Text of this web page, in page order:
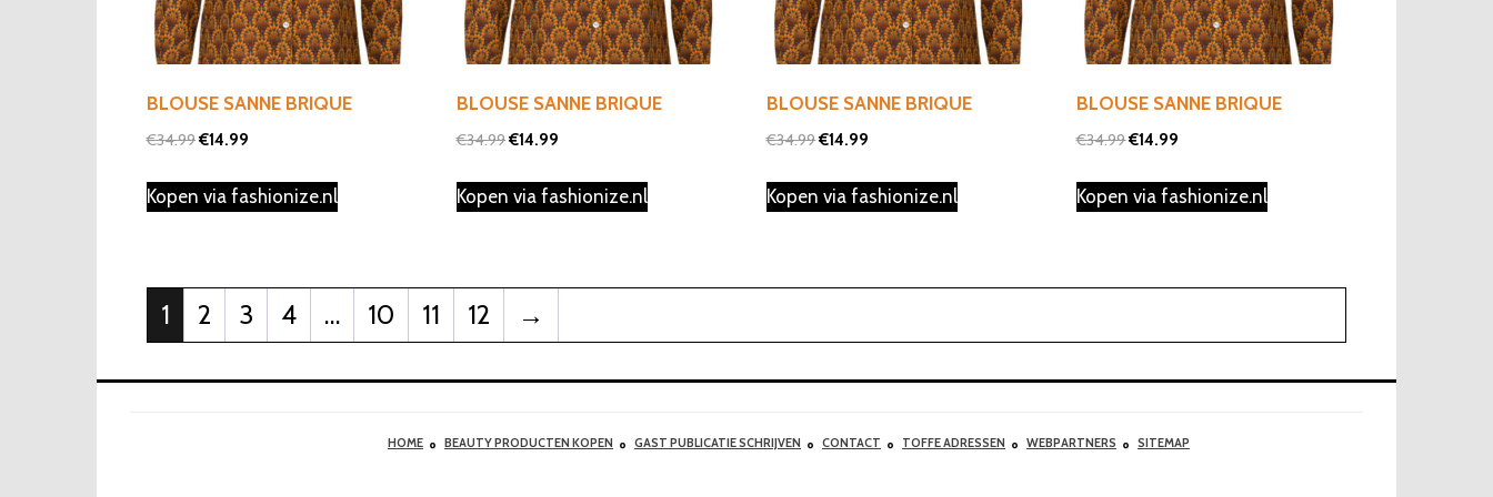
BLOUSE SANNE BRIQUE
€34.99Oorspronkelijke
was:
€14.99
is:
Kopen via fashionize.nl
BLOUSE SANNE BRIQUE
€34.99Oorspronkelijke
was:
€14.99
is:
Kopen via fashionize.nl
BLOUSE SANNE BRIQUE
€34.99Oorspronkelijke
was:
€14.99
is:
Kopen via fashionize.nl
BLOUSE SANNE BRIQUE
€34.99Oorspronkelijke
was:
€14.99
is:
Kopen via fashionize.nl
1 2 3 4 … 10 11 12 →
HOME BEAUTY PRODUCTEN KOPEN GAST PUBLICATIE SCHRIJVEN CONTACT TOFFE ADRESSEN WEBPARTNERS SITEMAP